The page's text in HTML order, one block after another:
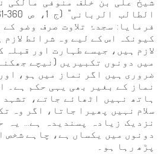
فرمایا: سجدۂ تلاوت صرف وضو
کیونکہ اس کے لیے وہ شرائط
لازم ہیں، جیسے طہارت اور
میں دونوں تکبیریں (نیچے
ضروری ہیں اگر نماز میں ہو،
نماز کے بغیر بھی یہی حکم ہے۔
ہاتھ نہیں اٹھائے جاتے،
سلام نہیں پھیرا جاتا، اگر وہ
نزدیک زیادہ پسندیدہ ہے… یہ
دونوں میں یکساں ہے، چاہے شخص
پڑھ رہا ہو۔